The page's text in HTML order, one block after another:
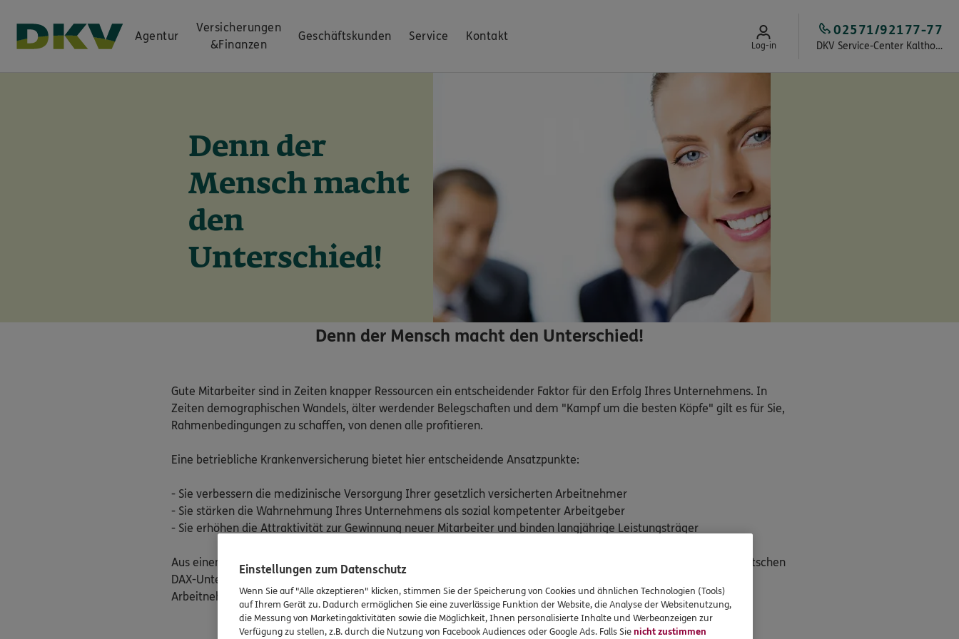
Agentur
Versicherungen
&Finanzen
Geschäftskunden Service Kontakt
Log-in DKV Service-Center Kalthoff & Team
02571/92177-77
Denn der
Mensch macht
den
Unterschied!
Denn der Mensch macht den Unterschied!
Gute Mitarbeiter sind in Zeiten knapper Ressourcen ein entscheidender Faktor für den Erfolg Ihres Unternehmens. In
Zeiten demographischen Wandels, älter werdender Belegschaften und dem "Kampf um die besten Köpfe" gilt es für Sie,
Rahmenbedingungen zu schaffen, von denen alle profitieren.
Eine betriebliche Krankenversicherung bietet hier entscheidende Ansatzpunkte:
- Sie verbessern die medizinische Versorgung Ihrer gesetzlich versicherten Arbeitnehmer
- Sie stärken die Wahrnehmung Ihres Unternehmens als sozial kompetenter Arbeitgeber
- Sie erhöhen die Attraktivität zur Gewinnung neuer Mitarbeiter und binden langjährige Leistungsträger
Aus einem breiten Leistungsspektrum bieten wir Ihnen Lösungen eines Versicherers, der bereits mit 75% der deutschen
DAX-Unternehmen kooperiert. Und das für Sie bereits ab einer Anzahl von nur zehn gesetzlich versicherten
Arbeitnehmern.
Einstellungen zum Datenschutz
Wenn Sie auf "Alle akzeptieren" klicken, stimmen Sie der Speicherung von Cookies und ähnlichen Technologien (Tools)
auf Ihrem Gerät zu. Dadurch ermöglichen Sie eine zuverlässige Funktion der Website, die Analyse der Websitenutzung,
die Messung von Marketingaktivitäten sowie die Möglichkeit, Ihnen personalisierte Inhalte und Werbeanzeigen zur
Verfügung zu stellen, z.B. durch die Nutzung von Facebook Audiences oder Google Ads. Falls Sienicht zustimmen